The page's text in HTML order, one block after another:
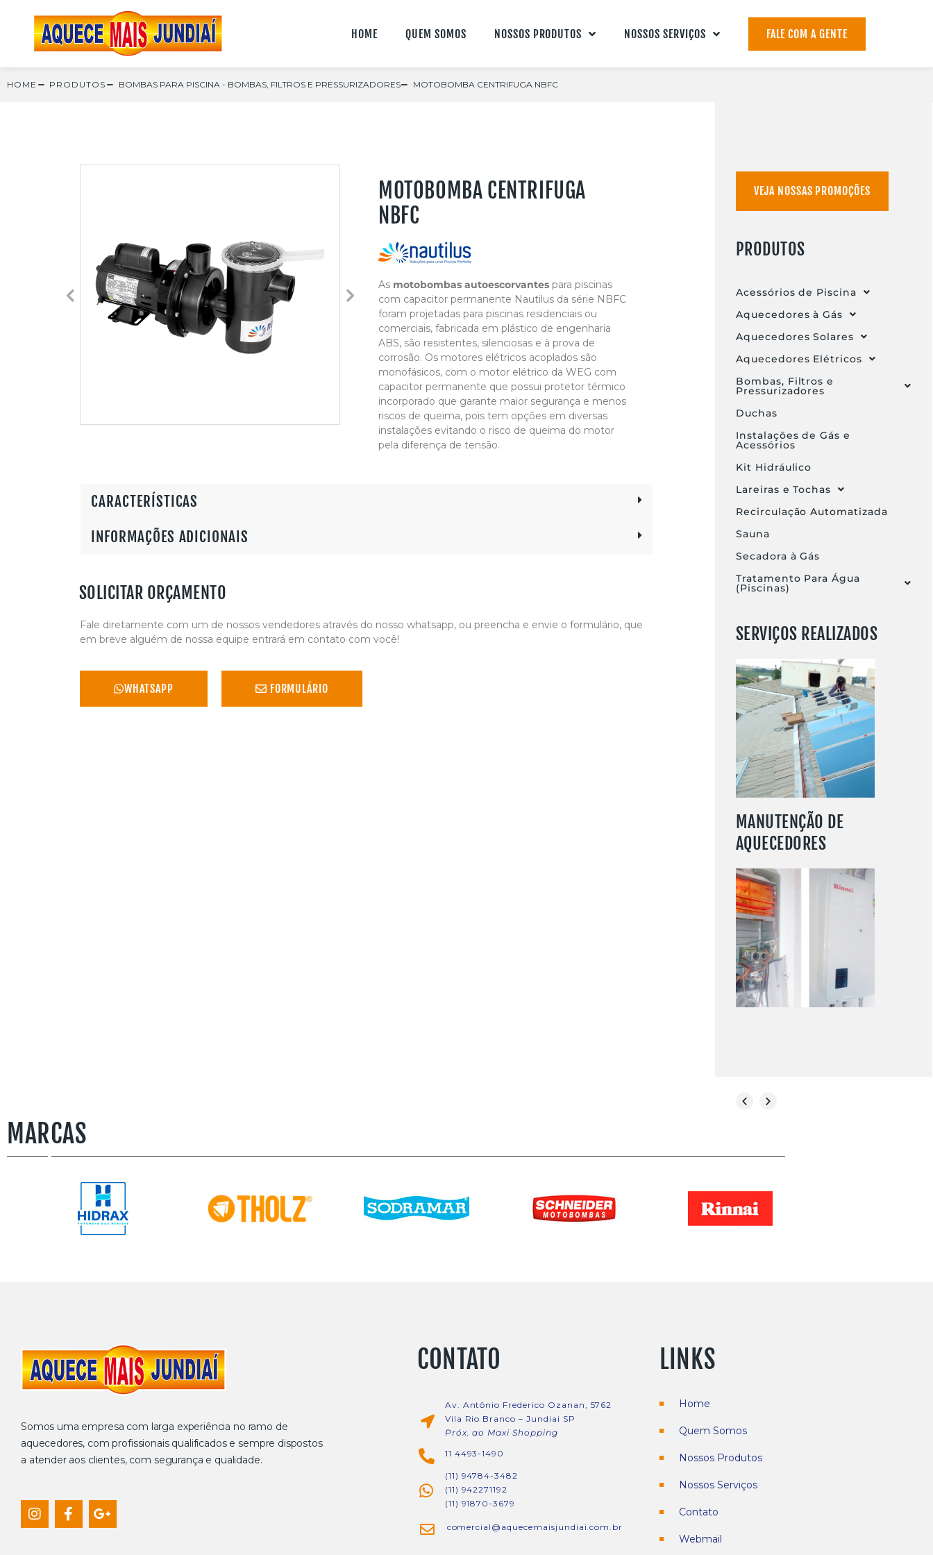
HOME QUEM SOMOS NOSSOS PRODUTOS NOSSOS SERVIÇOS FALE COM A GENTE
HOME PRODUTOS BOMBAS PARA PISCINA- BOMBAS, FILTROS E PRESSURIZADORES MOTOBOMBA CENTRIFUGA NBFC
MOTOBOMBA CENTRIFUGA
NBFC
Asmotobombas autoescorvantespara piscinas
com capacitor permanente Nautilus da série NBFC
foram projetadas para piscinas residenciais ou
comerciais, fabricada em plástico de engenharia
ABS, são resistentes, silenciosas e à prova de
corrosão. Os motores elétricos acoplados são
monofásicos, com o motor elétrico da WEG com
capacitor permanente que possui protetor térmico
incorporado que garante maior segurança e menos
riscos de queima, pois tem opções em diversas
instalações evitando o risco de queima do motor
pela diferença de tensão.
CARACTERÍSTICAS
INFORMAÇÕES ADICIONAIS
SOLICITAR ORÇAMENTO
Fale diretamente com um de nossos vendedores através do nosso whatsapp, ou preencha e envie o formulário, que
em breve alguém de nossa equipe entrará em contato com você!
WHATSAPP FORMULÁRIO
VEJA NOSSAS PROMOÇÕES
PRODUTOS
Acessórios de Piscina
Aquecedores à Gás
Aquecedores Solares
Aquecedores Elétricos
Bombas, Filtros e
Pressurizadores
Duchas
Instalações de Gás e
Acessórios
Kit Hidráulico
Lareiras e Tochas
Recirculação Automatizada
Sauna
Secadora à Gás
Tratamento Para Água
(Piscinas)
SERVIÇOS REALIZADOS
SAIBA MAIS
MANUTENÇÃO DE
AQUECEDORES
SAIBA MAIS
MARCAS
Somos uma empresa com larga experiência no ramo de
aquecedores, com profissionais qualificados e sempre dispostos
a atender aos clientes, com segurança e qualidade.
CONTATO
Av. Antônio Frederico Ozanan, 5762
Vila Rio Branco – Jundiai SP
Próx. ao Maxi Shopping
11 4493-1490
(11) 94784-3482
(11) 942271192
(11) 91870-3679
comercial@aquecemaisjundiai.com.br
LINKS
Home
Quem Somos
Nossos Produtos
Nossos Serviços
Contato
Webmail